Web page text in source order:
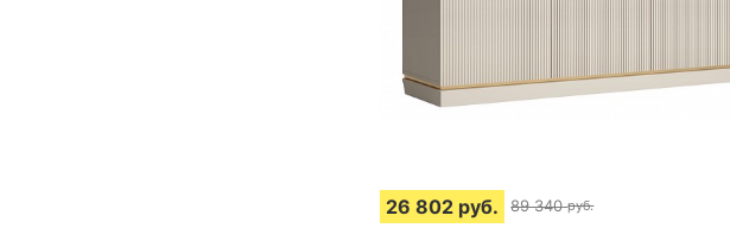
26 802 руб. 89 340 руб.